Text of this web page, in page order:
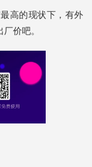
高的现状下，有外
价吧。